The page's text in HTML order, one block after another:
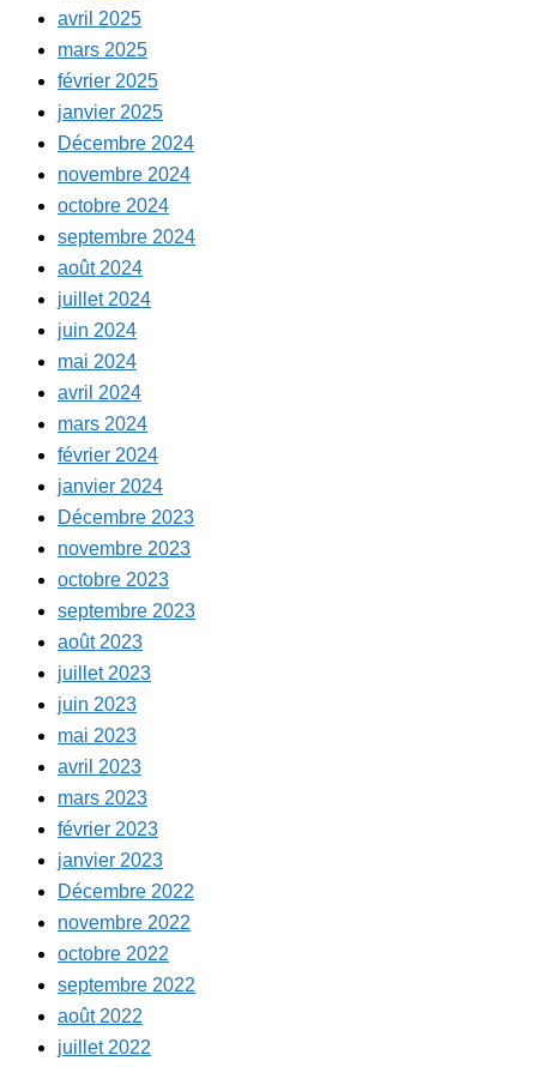
avril 2025
mars 2025
février 2025
janvier 2025
Décembre 2024
novembre 2024
octobre 2024
septembre 2024
août 2024
juillet 2024
juin 2024
mai 2024
avril 2024
mars 2024
février 2024
janvier 2024
Décembre 2023
novembre 2023
octobre 2023
septembre 2023
août 2023
juillet 2023
juin 2023
mai 2023
avril 2023
mars 2023
février 2023
janvier 2023
Décembre 2022
novembre 2022
octobre 2022
septembre 2022
août 2022
juillet 2022